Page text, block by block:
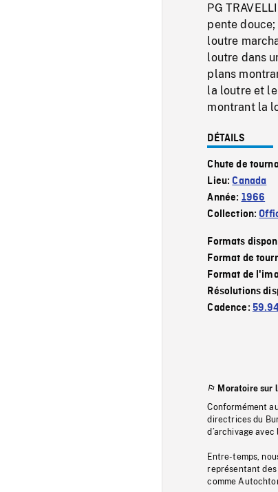
PG
pente douce;
loutre
loutre dans
plans
la loutre et
montrant la
DÉTAILS
Chute de
Lieu:Canada
Année: 1966
Collection:
Formats
Format de
Format de
Résolutions
Cadence:
Moratoire sur
Conformément
directrices du
d’archivage
Entre-temps,
représentant
comme